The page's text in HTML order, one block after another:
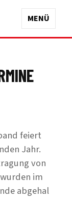
MENÜ
feiert
Jahr.
von
im
abgehal